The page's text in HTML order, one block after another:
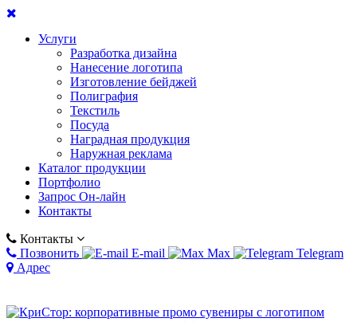
Услуги
Разработка дизайна
Нанесение логотипа
Изготовление бейджей
Полиграфия
Текстиль
Посуда
Наградная продукция
Наружная реклама
Каталог продукции
Портфолио
Запрос Он-лайн
Контакты
Контакты
Позвонить
E-mail Max
Telegram
Адрес